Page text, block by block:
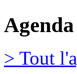
Agenda
> Tout